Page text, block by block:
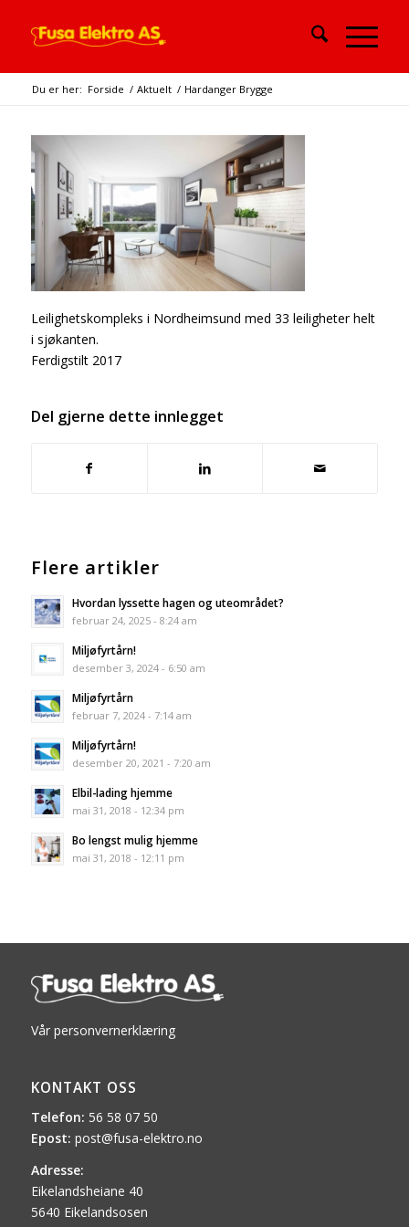
Du er her: Forside / Aktuelt / Hardanger Brygge
Leilighetskompleks i Nordheimsund med 33 leiligheter helt
i sjøkanten.
Ferdigstilt 2017
Del gjerne dette innlegget
Flere artikler
Hvordan lyssette hagen og uteområdet?
februar 24, 2025 - 8:24 am
Miljøfyrtårn!
desember 3, 2024 - 6:50 am
Miljøfyrtårn
februar 7, 2024 - 7:14 am
Miljøfyrtårn!
desember 20, 2021 - 7:20 am
Elbil-lading hjemme
mai 31, 2018 - 12:34 pm
Bo lengst mulig hjemme
mai 31, 2018 - 12:11 pm
Vår personvernerklæring
KONTAKT OSS
Telefon: 56 58 07 50
Epost: post@fusa-elektro.no
Adresse:
Eikelandsheiane 40
5640 Eikelandsosen